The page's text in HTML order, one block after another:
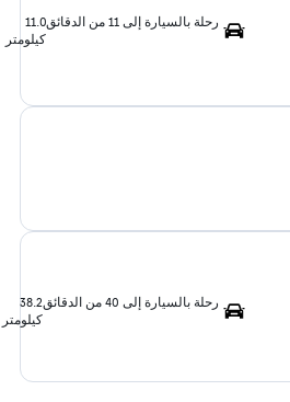
رحلة بالسيارة إلى 11 من الدقائق
11.0
كيلومتر
رحلة بالسيارة إلى 40 من الدقائق
38.2
كيلومتر